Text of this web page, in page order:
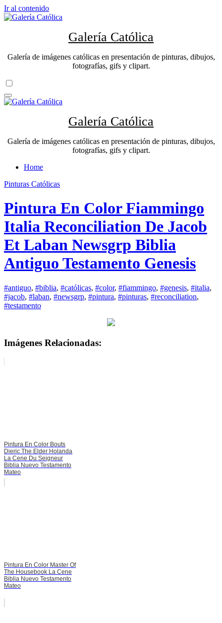
Ir al contenido
Galería Católica
Galería de imágenes católicas en presentación de pinturas, dibujos,
fotografías, gifs y clipart.
Galería Católica
Galería de imágenes católicas en presentación de pinturas, dibujos,
fotografías, gifs y clipart.
Home
Pinturas Católicas
Pintura En Color Fiammingo
Italia Reconciliation De Jacob
Et Laban Newsgrp Biblia
Antiguo Testamento Genesis
#antiguo, #biblia, #católicas, #color, #fiammingo, #genesis, #italia,
#jacob, #laban, #newsgrp, #pintura, #pinturas, #reconciliation,
#testamento
Imágenes Relacionadas:
Pintura En Color Bouts
Dieric The Elder Holanda
La Cene Du Seigneur
Biblia Nuevo Testamento
Mateo
Pintura En Color Master Of
The Housebook La Cene
Biblia Nuevo Testamento
Mateo